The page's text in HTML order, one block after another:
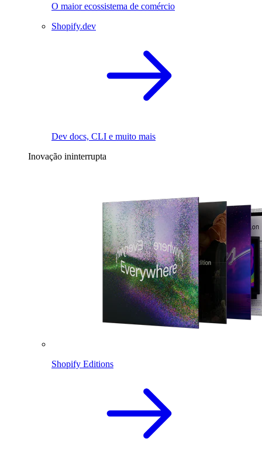
O maior ecossistema de comércio
Shopify.dev
Dev docs, CLI e muito mais
Inovação ininterrupta
Shopify Editions